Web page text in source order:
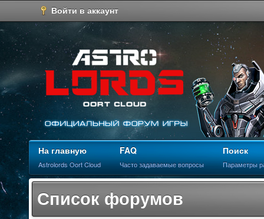
Войти в аккаунт
На главную
Astrolords Oort Cloud
FAQ
Часто задаваемые вопросы
Поиск
Параметры
Список форумов